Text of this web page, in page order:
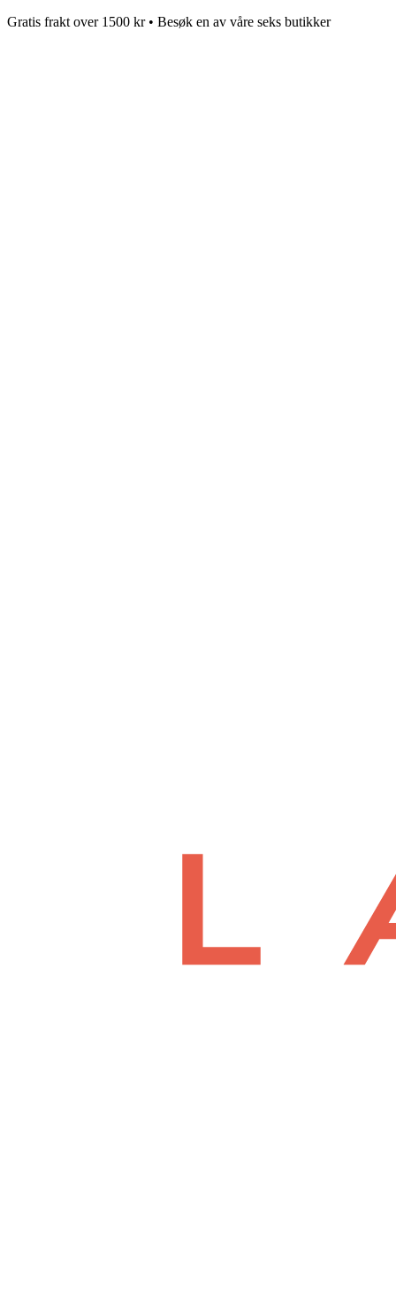
Gratis frakt over 1500 kr • Besøk en av våre seks butikker